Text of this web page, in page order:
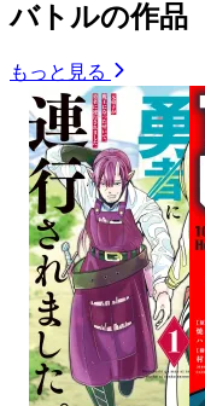
バトルの作品
もっと見る